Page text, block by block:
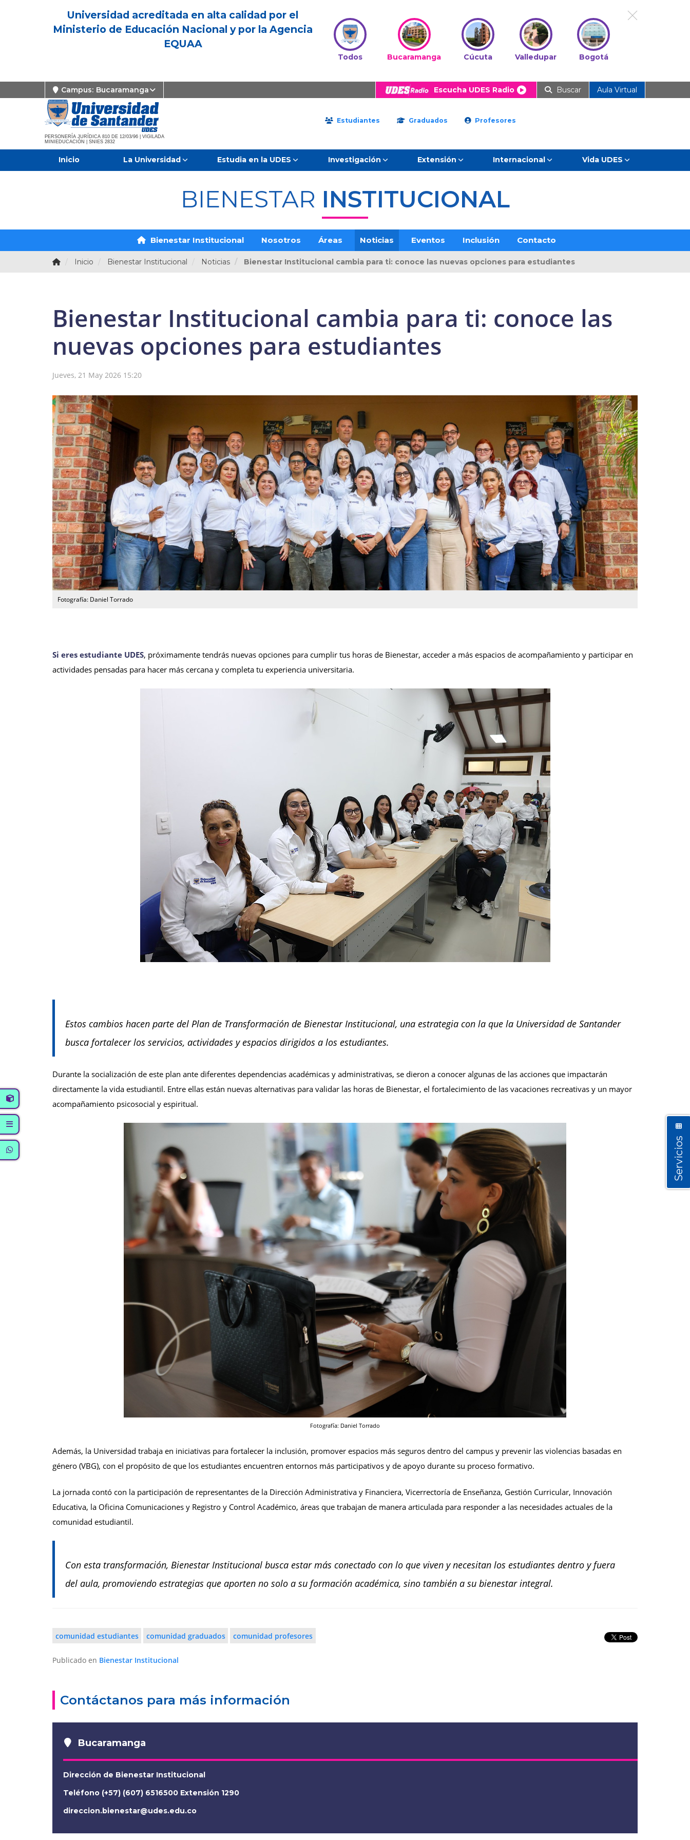
Universidad acreditada en alta calidad por el
Ministerio de Educación Nacional y por la Agencia
EQUAA
Todos Bucaramanga Cúcuta Valledupar Bogotá
Campus: Bucaramanga Escucha UDES Radio Buscar Aula Virtual
PERSONERÍA JURÍDICA 810 DE 12/03/96 | VIGILADA
MINIEDUCACIÓN | SNIES 2832
Estudiantes Graduados Profesores
Inicio La Universidad Estudia en la UDES Investigación Extensión Internacional Vida UDES
BIENESTAR INSTITUCIONAL
Bienestar Institucional Nosotros Áreas Noticias Eventos Inclusión Contacto
Inicio Bienestar Institucional Noticias Bienestar Institucional cambia para ti: conoce las nuevas opciones para estudiantes
Bienestar Institucional cambia para ti: conoce las
nuevas opciones para estudiantes
Jueves, 21 May 2026 15:20
Fotografía: Daniel Torrado
Si eres estudiante UDES, próximamente tendrás nuevas opciones para cumplir tus horas de Bienestar, acceder a más espacios de acompañamiento y participar en
actividades pensadas para hacer más cercana y completa tu experiencia universitaria.
Estos cambios hacen parte del Plan de Transformación de Bienestar Institucional, una estrategia con la que la Universidad de Santander
busca fortalecer los servicios, actividades y espacios dirigidos a los estudiantes.
Durante la socialización de este plan ante diferentes dependencias académicas y administrativas, se dieron a conocer algunas de las acciones que impactarán
directamente la vida estudiantil. Entre ellas están nuevas alternativas para validar las horas de Bienestar, el fortalecimiento de las vacaciones recreativas y un mayor
acompañamiento psicosocial y espiritual.
Fotografía: Daniel Torrado
Además, la Universidad trabaja en iniciativas para fortalecer la inclusión, promover espacios más seguros dentro del campus y prevenir las violencias basadas en
género (VBG), con el propósito de que los estudiantes encuentren entornos más participativos y de apoyo durante su proceso formativo.
La jornada contó con la participación de representantes de la Dirección Administrativa y Financiera, Vicerrectoría de Enseñanza, Gestión Curricular, Innovación
Educativa, la Oficina Comunicaciones y Registro y Control Académico, áreas que trabajan de manera articulada para responder a las necesidades actuales de la
comunidad estudiantil.
Con esta transformación, Bienestar Institucional busca estar más conectado con lo que viven y necesitan los estudiantes dentro y fuera
del aula, promoviendo estrategias que aporten no solo a su formación académica, sino también a su bienestar integral.
comunidad estudiantes comunidad graduados comunidad profesores
Publicado en Bienestar Institucional
Contáctanos para más información
Bucaramanga
Dirección de Bienestar Institucional
Teléfono (+57) (607) 6516500 Extensión 1290
direccion.bienestar@udes.edu.co
Servicios